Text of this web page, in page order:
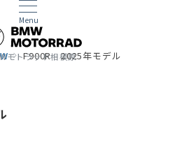
Menu
モトラッド相模原
F900R 2025年モデル